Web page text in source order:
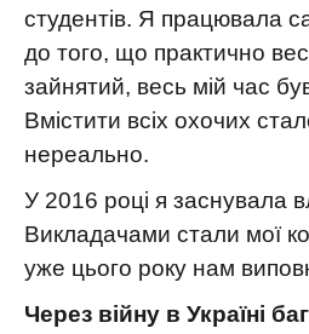
студентів. Я працювала
до того, що практично
зайнятий, весь мій час
Вмістити всіх охочих
нереально.
У 2016 році я заснувала
Викладачами стали мої
уже цього року нам
Через війну в Україні